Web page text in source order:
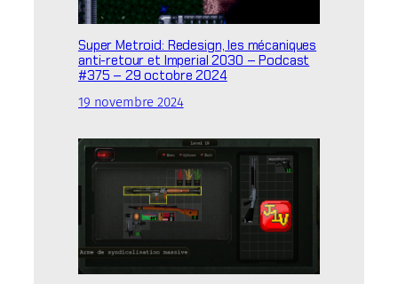
Super Metroid: Redesign, les mécaniques
anti-retour et Imperial 2030 – Podcast
#375 – 29 octobre 2024
19 novembre 2024